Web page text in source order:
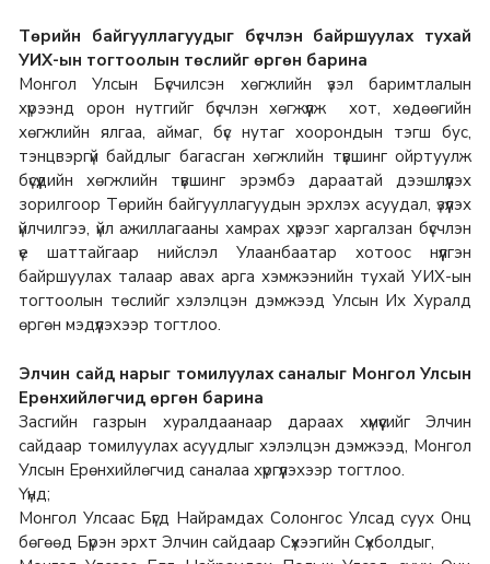
Төрийн байгууллагуудыг бүсчлэн байршуулах тухай
УИХ-ын тогтоолын төслийг өргөн барина
Монгол Улсын Бүсчилсэн хөгжлийн үзэл баримтлалын
хүрээнд орон нутгийг бүсчлэн хөгжүүлж хот, хөдөөгийн
хөгжлийн ялгаа, аймаг, бүс нутаг хоорондын тэгш бус,
тэнцвэргүй байдлыг багасган хөгжлийн түвшинг ойртуулж
бүсүүдийн хөгжлийн түвшинг эрэмбэ дараатай дээшлүүлэх
зорилгоор Төрийн байгууллагуудын эрхлэх асуудал, үзүүлэх
үйлчилгээ, үйл ажиллагааны хамрах хүрээг харгалзан бүсчлэн
үе шаттайгаар нийслэл Улаанбаатар хотоос нүүлгэн
байршуулах талаар авах арга хэмжээнийн тухай УИХ-ын
тогтоолын төслийг хэлэлцэн дэмжээд Улсын Их Хуралд
өргөн мэдүүлэхээр тогтлоо.
Элчин сайд нарыг томилуулах саналыг Монгол Улсын
Ерөнхийлөгчид өргөн барина
Засгийн газрын хуралдаанаар дараах хүмүүсийг Элчин
сайдаар томилуулах асуудлыг хэлэлцэн дэмжээд, Монгол
Улсын Ерөнхийлөгчид саналаа хүргүүлэхээр тогтлоо.
Үүнд;
Монгол Улсаас Бүгд Найрамдах Солонгос Улсад суух Онц
бөгөөд Бүрэн эрхт Элчин сайдаар Сүхээгийн Сүхболдыг,